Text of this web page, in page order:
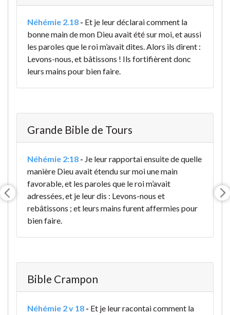
Néhémie 2.18 - Et je leur déclarai comment la
bonne main de mon Dieu avait été sur moi, et aussi
les paroles que le roi m’avait dites. Alors ils dirent :
Levons-nous, et bâtissons ! Ils fortifièrent donc
leurs mains pour bien faire.
Grande Bible de Tours
Néhémie 2:18 - Je leur rapportai ensuite de quelle
manière Dieu avait étendu sur moi une main
favorable, et les paroles que le roi m’avait
adressées, et je leur dis : Levons-nous et
rebâtissons ; et leurs mains furent affermies pour
bien faire.
Bible Crampon
Néhémie 2 v 18 - Et je leur racontai comment la